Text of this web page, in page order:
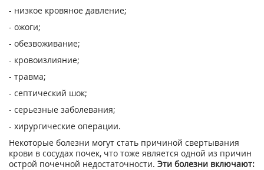
- низкое кровяное давление;
- ожоги;
- обезвоживание;
- кровоизлияние;
- травма;
- септический шок;
- серьезные заболевания;
- хирургические операции.
Некоторые болезни могут стать причиной свертывания
крови в сосудах почек, что тоже является одной из причин
острой почечной недостаточности. Эти болезни включают: